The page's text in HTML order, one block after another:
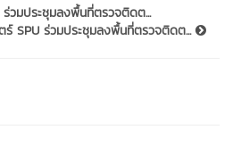
วมประชุมลงพื้นที่ตรวจติดต...
SPU ร่วมประชุมลงพื้นที่ตรวจติดต...